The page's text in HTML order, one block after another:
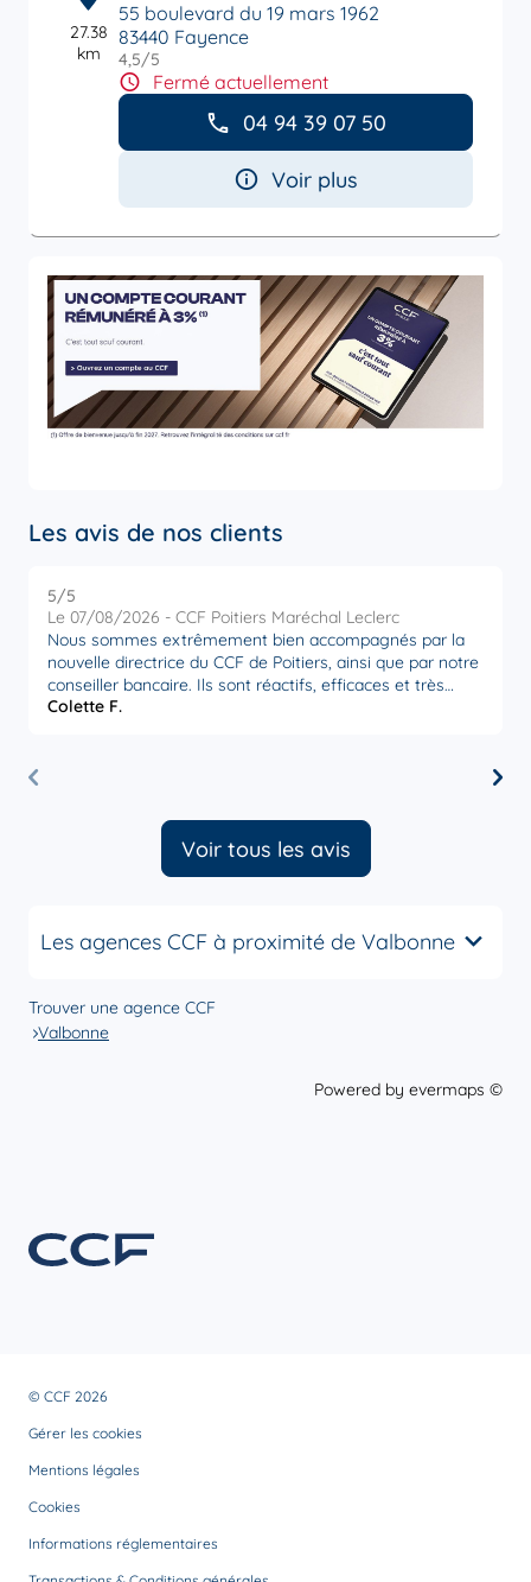
27.38
km
55 boulevard du 19 mars 1962
83440 Fayence
4,5/5
Fermé actuellement
04 94 39 07 50
Voir plus
Les avis de nos clients
5/5
Le 07/08/2026 - CCF Poitiers Maréchal Leclerc
Nous sommes extrêmement bien accompagnés par la
nouvelle directrice du CCF de Poitiers, ainsi que par notre
conseiller bancaire. Ils sont réactifs, efficaces et très
attentifs à nos besoins. Nous sommes très satisfaits par
Colette F.
Voir tous les avis
Les agences CCF à proximité de Valbonne
Trouver une agence CCF
Valbonne
Powered by evermaps ©
© CCF 2026
Gérer les cookies
Mentions légales
Cookies
Informations réglementaires